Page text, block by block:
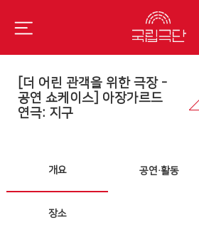
[더 어린 관객을 위한 극장 -
공연 쇼케이스] 아장가르드
연극: 지구
개요 공연·활동
장소